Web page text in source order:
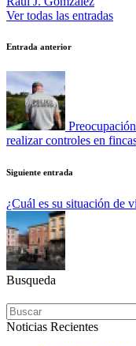
Ver todas las entradas
Navegación
de
entradas
Entrada anterior
realizar controles en
Siguiente entrada
¿Cuál es su situación de
Busqueda
Noticias Recientes